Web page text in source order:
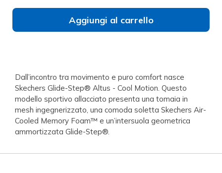
Aggiungi al carrello
Dall’incontro tra movimento e puro comfort nasce
Skechers Glide-Step® Altus - Cool Motion. Questo
modello sportivo allacciato presenta una tomaia in
mesh ingegnerizzato, una comoda soletta Skechers Air-
Cooled Memory Foam™ e un’intersuola geometrica
ammortizzata Glide-Step®.